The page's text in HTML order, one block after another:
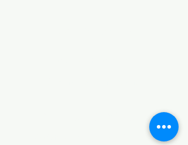
Revista descargable e impresa